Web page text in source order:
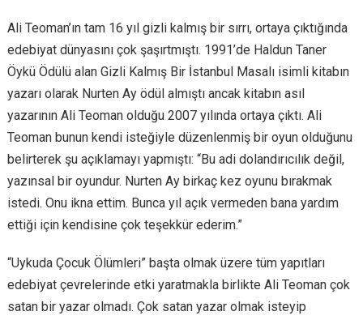
Ali Teoman’ın tam 16 yıl gizli kalmış bir sırrı, ortaya çıktığında
edebiyat dünyasını çok şaşırtmıştı. 1991’de Haldun Taner
Öykü Ödülü alan Gizli Kalmış Bir İstanbul Masalı isimli kitabın
yazarı olarak Nurten Ay ödül almıştı ancak kitabın asıl
yazarının Ali Teoman olduğu 2007 yılında ortaya çıktı. Ali
Teoman bunun kendi isteğiyle düzenlenmiş bir oyun olduğunu
belirterek şu açıklamayı yapmıştı: “Bu adi dolandırıcılık değil,
yazınsal bir oyundur. Nurten Ay birkaç kez oyunu bırakmak
istedi. Onu ikna ettim. Bunca yıl açık vermeden bana yardım
ettiği için kendisine çok teşekkür ederim.”
“Uykuda Çocuk Ölümleri” başta olmak üzere tüm yapıtları
edebiyat çevrelerinde etki yaratmakla birlikte Ali Teoman çok
satan bir yazar olmadı. Çok satan yazar olmak isteyip